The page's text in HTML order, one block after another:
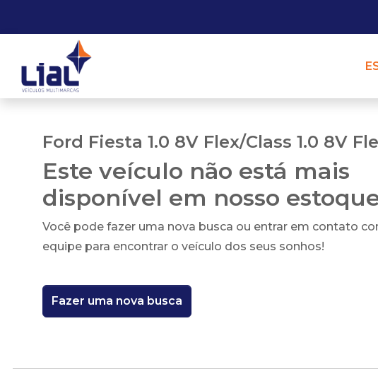
Ford Fiesta 1.0 8V Flex/Class 1.0 8V
Este veículo não está mais
disponível em nosso
Você pode fazer uma nova busca ou entrar em contato
equipe para encontrar o veículo dos seus sonhos!
Fazer uma nova busca